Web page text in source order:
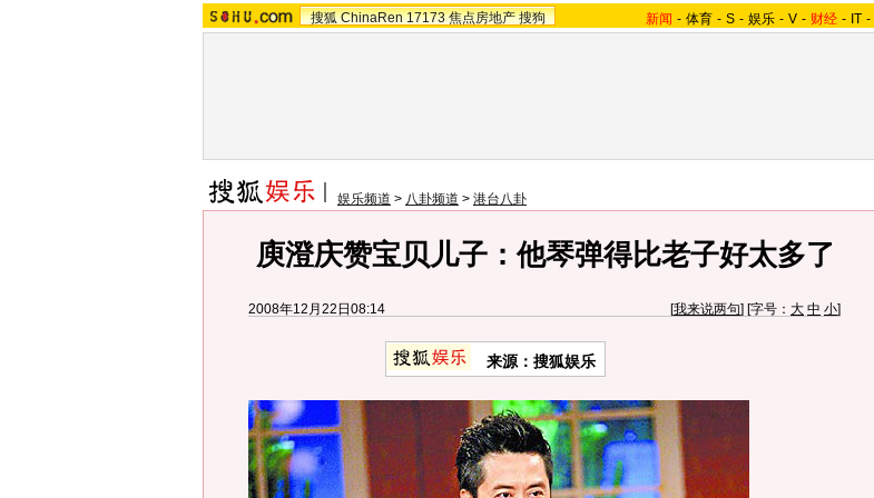
搜狐 ChinaRen 17173 焦点房地产 搜狗 新闻 - 体育 - S - 娱乐 - V - 财经 - IT -
娱乐频道 > 八卦频道 > 港台八卦
庾澄庆赞宝贝儿子：他琴弹得比老子好太多了
2008年12月22日08:14 [我来说两句] [字号： 大 中 小]
来源：搜狐娱乐